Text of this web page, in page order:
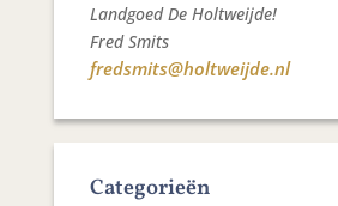
Landgoed De Holtweijde!
Fred Smits
fredsmits@holtweijde.nl
Categorieën